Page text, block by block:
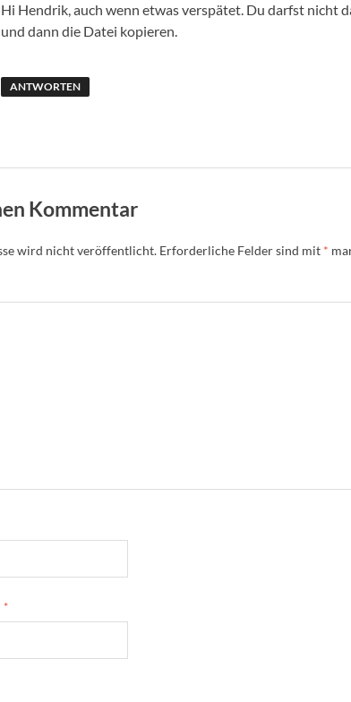
Hi Hendrik, auch wenn etwas verspätet. Du darfst nicht
und dann die Datei kopieren.
ANTWORTEN
Kommentar
wird nicht veröffentlicht. Erforderliche Felder sind mit *
*